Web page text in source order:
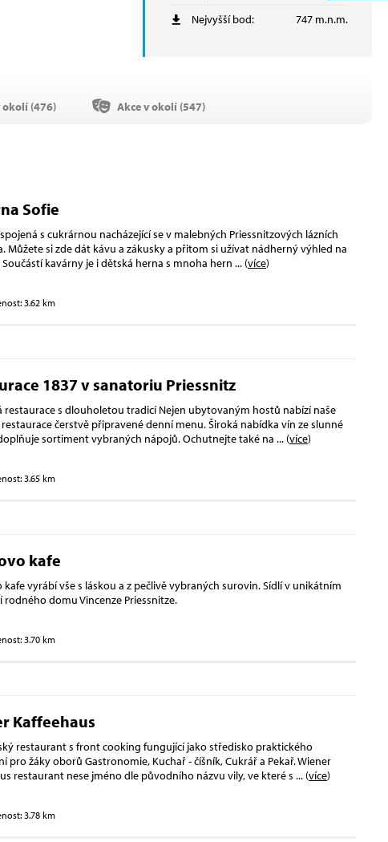
Nejvyšší bod:
747 m.n.m.
okolí (476) Akce v okolí (547)
Sofie
s cukrárnou nacházející se v malebných Priessnitzových lázních
Můžete si zde dát kávu a zákusky a přitom si užívat nádherný výhled na
Součástí kavárny je i dětská herna s mnoha hern ... (více)
3.62 km
1837 v sanatoriu Priessnitz
restaurace s dlouholetou tradicí Nejen ubytovaným hostů nabízí naše
restaurace čerstvě připravené denní menu. Široká nabídka vín ze slunné
sortiment vybraných nápojů. Ochutnejte také na ... (více)
3.65 km
kafe
kafe vyrábí vše s láskou a z pečlivě vybraných surovin. Sídlí v unikátním
rodného domu Vincenze Priessnitze.
3.70 km
Kaffeehaus
restaurant s front cooking fungující jako středisko praktického
pro žáky oborů Gastronomie, Kuchař - číšník, Cukrář a Pekař. Wiener
restaurant nese jméno dle původního názvu vily, ve které s ... (více)
3.78 km